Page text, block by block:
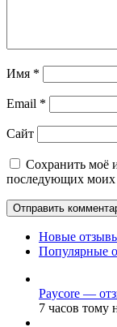
Имя *
Email *
Сайт
Сохранить моё
последующих моих
Новые
Популярные
Paycore —
7 часов тому